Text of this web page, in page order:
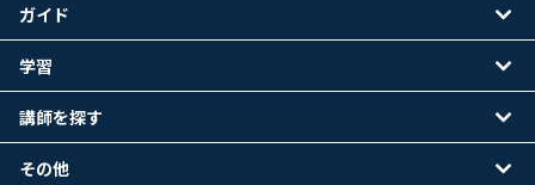
ガイド
学習
講師を探す
その他